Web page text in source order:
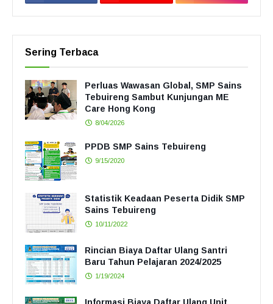
Sering Terbaca
Perluas Wawasan Global, SMP Sains
Tebuireng Sambut Kunjungan ME
Care Hong Kong
8/04/2026
PPDB SMP Sains Tebuireng
9/15/2020
Statistik Keadaan Peserta Didik SMP
Sains Tebuireng
10/11/2022
Rincian Biaya Daftar Ulang Santri
Baru Tahun Pelajaran 2024/2025
1/19/2024